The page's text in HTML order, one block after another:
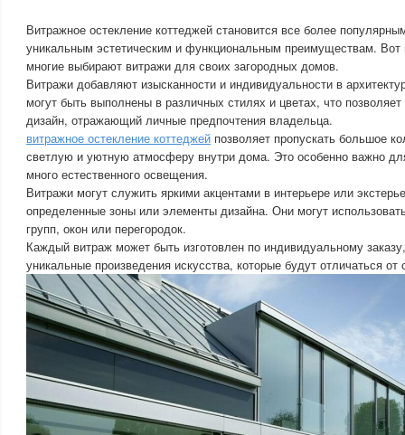
Витражное остекление коттеджей становится все более
уникальным эстетическим и функциональным преимуществам. Вот
многие выбирают витражи для своих загородных домов.
Витражи добавляют изысканности и индивидуальности в
могут быть выполнены в различных стилях и цветах, что
дизайн, отражающий личные предпочтения владельца.
витражное остекление коттеджей позволяет пропускать большое
светлую и уютную атмосферу внутри дома. Это особенно важно
много естественного освещения.
Витражи могут служить яркими акцентами в интерьере или
определенные зоны или элементы дизайна. Они могут
групп, окон или перегородок.
Каждый витраж может быть изготовлен по индивидуальному
уникальные произведения искусства, которые будут отличаться